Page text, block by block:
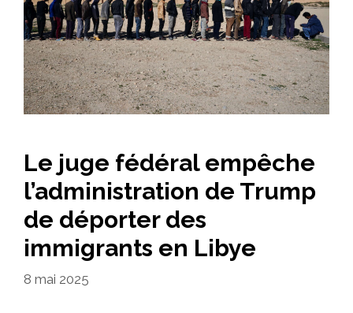
Le juge fédéral empêche
l’administration de Trump
de déporter des
immigrants en Libye
8 mai 2025